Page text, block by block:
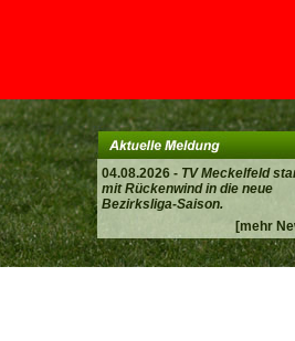
04.08.2026 - TV Meckelfeld
mit Rückenwind in die neue
Bezirksliga-Saison.
[mehr